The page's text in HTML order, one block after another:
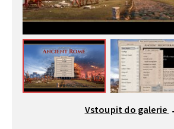
Vstoupit do galerie